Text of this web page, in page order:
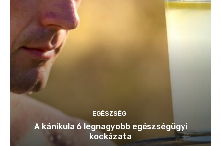
EGÉSZSÉG
A kánikula 6 legnagyobb egészségügyi
kockázata